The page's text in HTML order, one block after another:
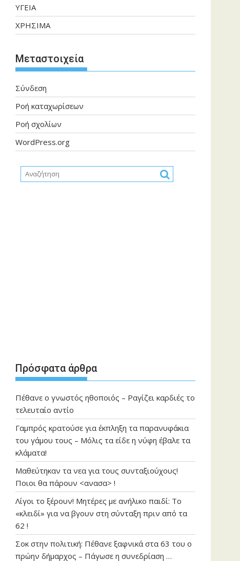
ΥΓΕΙΑ
ΧΡΗΣΙΜΑ
Μεταστοιχεία
Σύνδεση
Ροή καταχωρίσεων
Ροή σχολίων
WordPress.org
Πρόσφατα άρθρα
Πέθανε ο γνωστός ηθοποιός – Ραγίζει καρδιές το
τελευταίο αντίο
Γαμπρός κρατούσε για έκπληξη τα παρανυφάκια
του γάμου τους – Μόλις τα είδε η νύφη έβαλε τα
κλάματα!
Μαθεύτηκαν τα νεα για τους συνταξιούχους!
Ποιοι θα πάρουν <ανασα> !
Λίγοι το ξέρουν! Μητέρες με ανήλικο παιδί: Το
«κλειδί» για να βγουν στη σύνταξη πριν από τα
62 !
Σοκ στην πολιτική: Πέθανε ξαφνικά στα 63 του ο
πρώην δήμαρχος – Πάγωσε η συνεδρίαση …